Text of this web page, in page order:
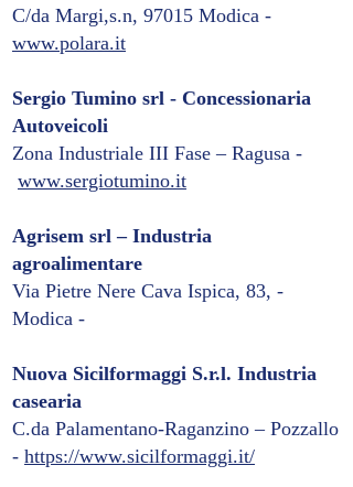
C/da Margi,s.n, 97015 Modica -
www.polara.it
Sergio Tumino srl - Concessionaria
Autoveicoli
Zona Industriale III Fase – Ragusa -
www.sergiotumino.it
Agrisem srl – Industria
agroalimentare
Via Pietre Nere Cava Ispica, 83, -
Modica -
Nuova Sicilformaggi S.r.l. Industria
casearia
C.da Palamentano-Raganzino – Pozzallo
- https://www.sicilformaggi.it/